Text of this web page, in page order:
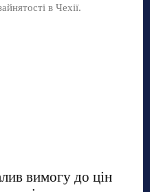
в Чехії.
вимогу до цін